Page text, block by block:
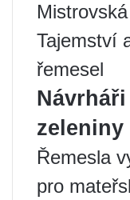
Tajemství
řemesel
zeleniny
Řemesla
pro